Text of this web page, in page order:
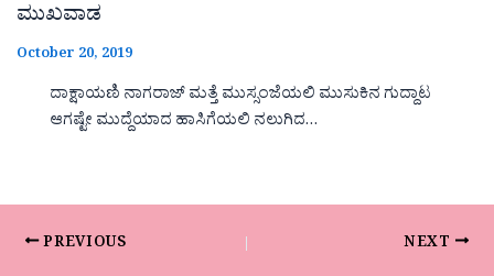
ಮುಖವಾಡ
October 20, 2019
ದಾಕ್ಷಾಯಣಿ ನಾಗರಾಜ್ ಮತ್ತೆ ಮುಸ್ಸಂಜೆಯಲಿ ಮುಸುಕಿನ ಗುದ್ದಾಟ
ಆಗಷ್ಟೇ ಮುದ್ದೆಯಾದ ಹಾಸಿಗೆಯಲಿ ನಲುಗಿದ…
PREVIOUS NEXT